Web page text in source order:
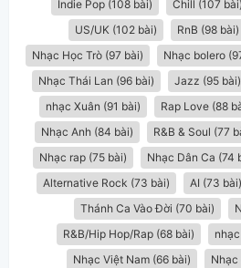
Indie Pop (108 bài)
Chill (107 bài)
US/UK (102 bài)
RnB (98 bài)
Nhạc Học Trò (97 bài)
Nhạc bolero
Nhạc Thái Lan (96 bài)
Jazz (95 bài)
nhạc Xuân (91 bài)
Rap Love (88
Nhạc Anh (84 bài)
R&B & Soul (77
Nhạc rap (75 bài)
Nhạc Dân Ca (74
Alternative Rock (73 bài)
AI (73 bài)
Thánh Ca Vào Đời (70 bài)
R&B/Hip Hop/Rap (68 bài)
Nhạc Việt Nam (66 bài)
Nhạc